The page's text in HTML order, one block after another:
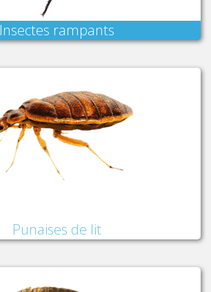
Insectes rampants
Punaises de lit